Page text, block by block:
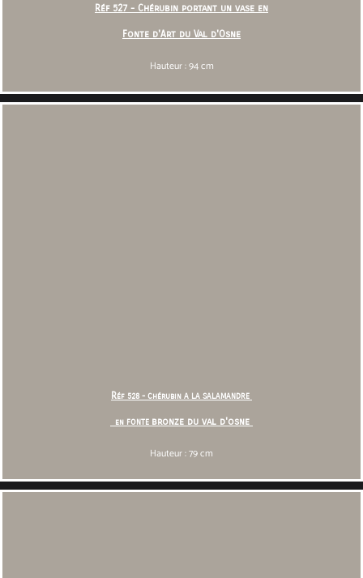
Réf 527 - Chérubin portant un vase en
Fonte d'Art du Val d'Osne
Hauteur : 94 cm
Réf 528 - Chérubin A LA SALAMANDRE
en FONTE bronze du val d'osne
Hauteur : 79 cm